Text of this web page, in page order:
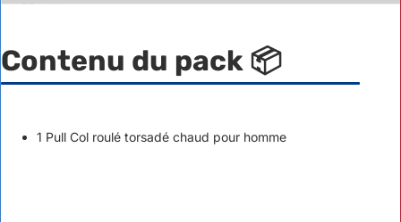
Contenu du pack 📦
1 Pull Col roulé torsadé chaud pour homme